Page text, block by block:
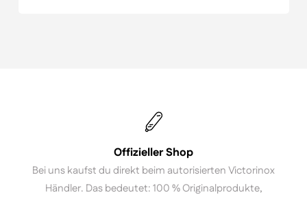
Offizieller Shop
Bei uns kaufst du direkt beim autorisierten Victorinox
Händler. Das bedeutet: 100 % Originalprodukte,